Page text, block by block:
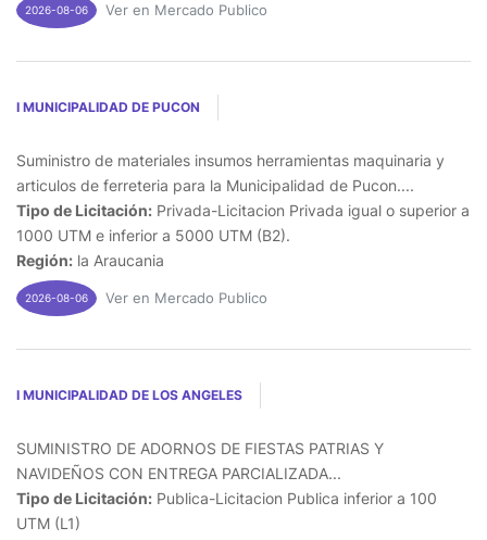
2026-08-06 Ver en Mercado Publico
I MUNICIPALIDAD DE PUCON
Suministro de materiales insumos herramientas maquinaria y
articulos de ferreteria para la Municipalidad de Pucon....
Tipo de Licitación: Privada-Licitacion Privada igual o superior a
1000 UTM e inferior a 5000 UTM (B2).
Región: la Araucania
2026-08-06 Ver en Mercado Publico
I MUNICIPALIDAD DE LOS ANGELES
SUMINISTRO DE ADORNOS DE FIESTAS PATRIAS Y
NAVIDEÑOS CON ENTREGA PARCIALIZADA...
Tipo de Licitación: Publica-Licitacion Publica inferior a 100
UTM (L1)